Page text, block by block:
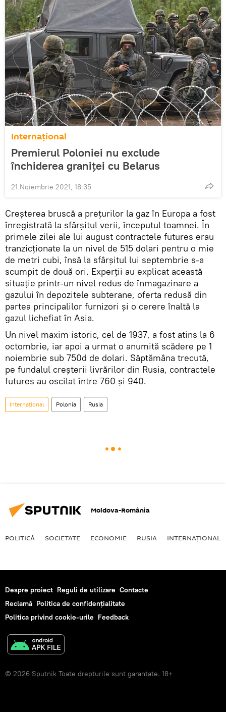
Internaţional
Premierul Poloniei nu exclude
închiderea graniței cu Belarus
21 Noiembrie 2021, 18:35
Creșterea bruscă a prețurilor la gaz în Europa a fost
înregistrată la sfârșitul verii, începutul toamnei. În
primele zilei ale lui august contractele futures erau
tranzicționate la un nivel de 515 dolari pentru o mie
de metri cubi, însă la sfârșitul lui septembrie s-a
scumpit de două ori. Experții au explicat această
situație printr-un nivel redus de înmagazinare a
gazului în depozitele subterane, oferta redusă din
partea principalilor furnizori și o cerere înaltă la
gazul lichefiat în Asia.
Un nivel maxim istoric, cel de 1937, a fost atins la 6
octombrie, iar apoi a urmat o anumită scădere pe 1
noiembrie sub 750d de dolari. Săptămâna trecută,
pe fundalul creșterii livrărilor din Rusia, contractele
futures au oscilat între 760 și 940.
Internaţional Polonia Rusia
Moldova-România
POLITICĂ SOCIETATE ECONOMIE RUSIA INTERNAŢIONAL
Despre proiect Reguli de utilizare Contacte
Reclamă Politica de confidențialitate
Politica privind cookie-urile Feedback
© 2026 Sputnik Toate drepturile sunt garantate. 18+